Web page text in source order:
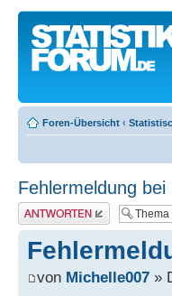
Foren-Übersicht ‹
Fehlermeldung
Antwort erstellen
von Michelle007 »